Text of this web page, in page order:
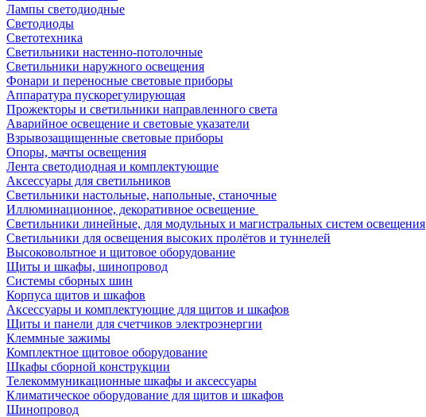
Лампы светодиодные
Светодиоды
Светотехника
Светильники настенно-потолочные
Светильники наружного освещения
Фонари и переносные световые приборы
Аппаратура пускорегулирующая
Прожекторы и светильники направленного света
Аварийное освещение и световые указатели
Взрывозащищенные световые приборы
Опоры, мачты освещения
Лента светодиодная и комплектующие
Аксессуары для светильников
Светильники настольные, напольные, станочные
Иллюминационное, декоративное освещение
Светильники линейные, для модульных и магистральных систем освещения
Светильники для освещения высоких пролётов и туннелей
Высоковольтное и щитовое оборудование
Щиты и шкафы, шинопровод
Системы сборных шин
Корпуса щитов и шкафов
Аксессуары и комплектующие для щитов и шкафов
Щиты и панели для счетчиков электроэнергии
Клеммные зажимы
Комплектное щитовое оборудование
Шкафы сборной конструкции
Телекоммуникационные шкафы и аксессуары
Климатическое оборудование для щитов и шкафов
Шинопровод